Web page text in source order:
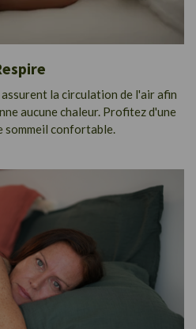
la circulation de l'air afin
aucune chaleur. Profitez d'une
sommeil confortable.